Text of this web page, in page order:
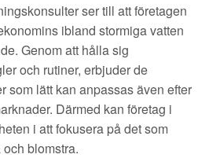
ser till att företagen
ibland stormiga vatten
Genom att hålla sig
och rutiner, erbjuder de
som lätt kan anpassas även efter
Därmed kan företag i
i att fokusera på det som
blomstra.